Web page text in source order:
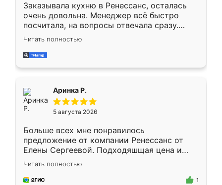
Заказывала кухню в Ренессанс, осталась
очень довольна. Менеджер всё быстро
посчитала, на вопросы отвечала сразу.
Замерщик приехал в субботу, подошёл к
делу со всей ответственностью. Собрали
за день, ребята работали аккуратно, даже
Читать полностью
Аринка Р.
5 августа 2026
Больше всех мне понравилось
предложение от компании Ренессанс от
Елены Сергеевой. Подходяшщая цена и
короткие сроки изготовления. Приехавший
для замера сотрудник Владислав
предложил по моему эскизу самый
Читать полностью
1